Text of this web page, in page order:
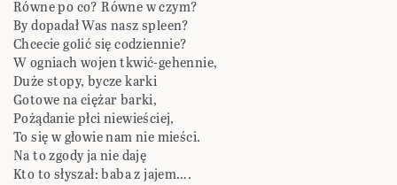
Równe po co? Równe w czym?
By dopadał Was nasz spleen?
Chcecie golić się codziennie?
W ogniach wojen tkwić-gehennie,
Duże stopy, bycze karki
Gotowe na ciężar barki,
Pożądanie płci niewieściej,
To się w głowie nam nie mieści.
Na to zgody ja nie daję
Kto to słyszał: baba z jajem….